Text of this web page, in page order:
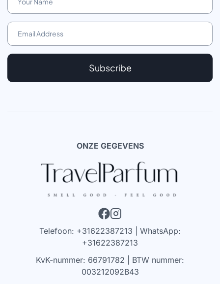
Subscribe
ONZE GEGEVENS
Telefoon: +31622387213 | WhatsApp:
+31622387213
KvK-nummer: 66791782 | BTW nummer:
003212092B43